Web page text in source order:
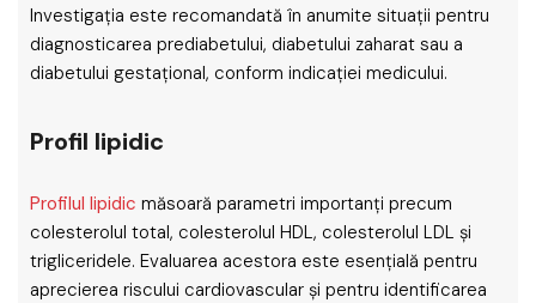
Investigația este recomandată în anumite situații pentru
diagnosticarea prediabetului, diabetului zaharat sau a
diabetului gestațional, conform indicației medicului.
Profil lipidic
Profilul lipidic măsoară parametri importanți precum
colesterolul total, colesterolul HDL, colesterolul LDL și
trigliceridele. Evaluarea acestora este esențială pentru
aprecierea riscului cardiovascular și pentru identificarea